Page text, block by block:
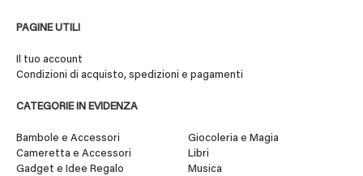
PAGINE UTILI
Il tuo account
Condizioni di acquisto, spedizioni e pagamenti
CATEGORIE IN EVIDENZA
Bambole e Accessori
Cameretta e Accessori
Gadget e Idee Regalo
Giocoleria e Magia
Libri
Musica